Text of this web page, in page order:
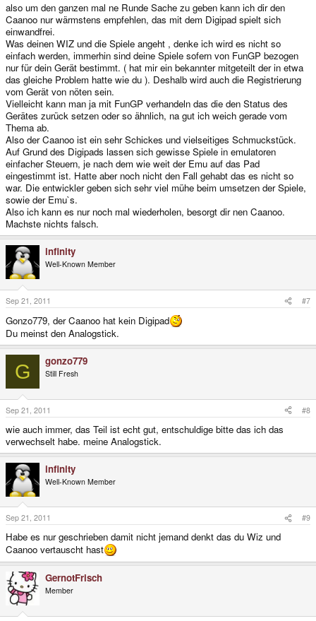
also um den ganzen mal ne Runde Sache zu geben kann ich dir den
Caanoo nur wärmstens empfehlen, das mit dem Digipad spielt sich
einwandfrei.
Was deinen WIZ und die Spiele angeht , denke ich wird es nicht so
einfach werden, immerhin sind deine Spiele sofern von FunGP bezogen
nur für dein Gerät bestimmt. ( hat mir ein bekannter mitgeteilt der in etwa
das gleiche Problem hatte wie du ). Deshalb wird auch die Registrierung
vom Gerät von nöten sein.
Vielleicht kann man ja mit FunGP verhandeln das die den Status des
Gerätes zurück setzen oder so ähnlich, na gut ich weich gerade vom
Thema ab.
Also der Caanoo ist ein sehr Schickes und vielseitiges Schmuckstück.
Auf Grund des Digipads lassen sich gewisse Spiele in emulatoren
einfacher Steuern, je nach dem wie weit der Emu auf das Pad
eingestimmt ist. Hatte aber noch nicht den Fall gehabt das es nicht so
war. Die entwickler geben sich sehr viel mühe beim umsetzen der Spiele,
sowie der Emu`s.
Also ich kann es nur noch mal wiederholen, besorgt dir nen Caanoo.
Machste nichts falsch.
infinity
Well-Known Member
Sep 21, 2011 #7
Gonzo779, der Caanoo hat kein Digipad
Du meinst den Analogstick.
G gonzo779
Still Fresh
Sep 21, 2011 #8
wie auch immer, das Teil ist echt gut, entschuldige bitte das ich das
verwechselt habe. meine Analogstick.
infinity
Well-Known Member
Sep 21, 2011 #9
Habe es nur geschrieben damit nicht jemand denkt das du Wiz und
Caanoo vertauscht hast
GernotFrisch
Member